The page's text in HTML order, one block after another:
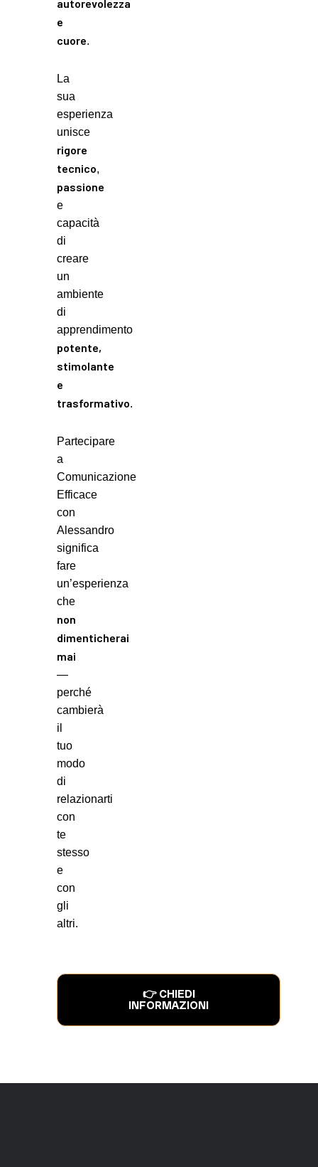
autorevolezza
e
cuore.
La
sua
esperienza
unisce
rigore
tecnico,
passione
e
capacità
di
creare
un
ambiente
di
apprendimento
potente,
stimolante
e
trasformativo.
Partecipare
a
Comunicazione
Efficace
con
Alessandro
significa
fare
un’esperienza
che
non
dimenticherai
mai
—
perché
cambierà
il
tuo
modo
di
relazionarti
con
te
stesso
e
con
gli
altri.
👉 CHIEDI
INFORMAZIONI